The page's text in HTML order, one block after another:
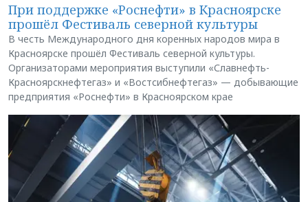
При поддержке «Роснефти» в Красноярске
прошёл Фестиваль северной культуры
В честь Международного дня коренных народов мира в
Красноярске прошёл Фестиваль северной культуры.
Организаторами мероприятия выступили «Славнефть-
Красноярскнефтегаз» и «Востсибнефтегаз» — добывающие
предприятия «Роснефти» в Красноярском крае